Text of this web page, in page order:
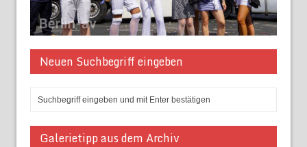
Neuen Suchbegriff eingeben
Galerietipp aus dem Archiv